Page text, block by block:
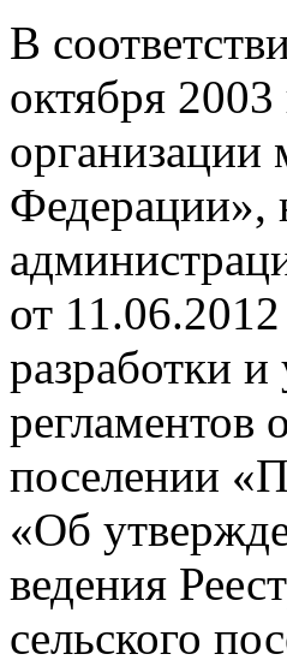
В
октября
организации
Федерации»,
от
разработки
регламентов
поселении
«Об
ведения
сельского